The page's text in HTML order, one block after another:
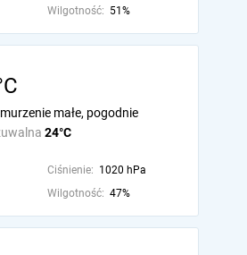
Wilgotność: 51%
24°C
małe, pogodnie
Ciśnienie: 1020 hPa
Wilgotność: 47%